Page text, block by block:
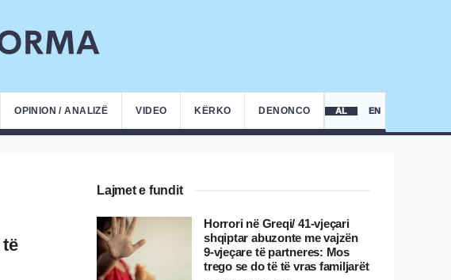
OPINION / ANALIZË VIDEO KËRKO DENONCO AL EN
Lajmet e fundit
Horrori në Greqi/ 41-vjeçari
shqiptar abuzonte me vajzën
9-vjeçare të partneres: Mos
trego se do të të vras familjarët